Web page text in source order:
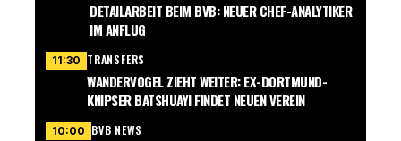
DETAILARBEIT BEIM BVB: NEUER CHEF-ANALYTIKER
IM ANFLUG
11:30 TRANSFERS
WANDERVOGEL ZIEHT WEITER: EX-DORTMUND-
KNIPSER BATSHUAYI FINDET NEUEN VEREIN
10:00 BVB NEWS